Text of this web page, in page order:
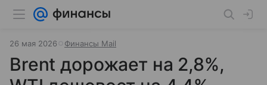
26 мая 2026 Финансы Mail
Brent дорожает на 2,8%,